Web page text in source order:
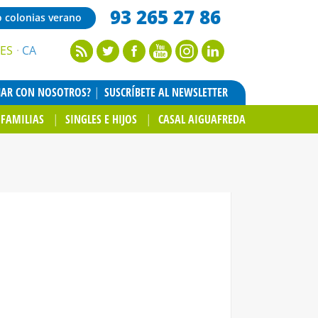
colonias verano 93 265 27 86
ES CA
CON NOSOTROS?
SUSCRÍBETE AL NEWSLETTER
FAMILIAS SINGLES E HIJOS CASAL AIGUAFREDA